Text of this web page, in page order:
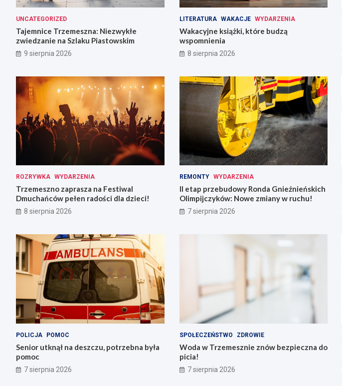
UNCATEGORIZED
Tajemnice Trzemeszna: Niezwykłe
zwiedzanie na Szlaku Piastowskim
9 sierpnia 2026
LITERATURA WAKACJE WYDARZENIA
Wakacyjne książki, które budzą
wspomnienia
8 sierpnia 2026
ROZRYWKA WYDARZENIA
Trzemeszno zaprasza na Festiwal
Dmuchańców pełen radości dla dzieci!
8 sierpnia 2026
REMONTY WYDARZENIA
II etap przebudowy Ronda Gnieźnieńskich
Olimpijczyków: Nowe zmiany w ruchu!
7 sierpnia 2026
POLICJA POMOC
Senior utknął na deszczu, potrzebna była
pomoc
7 sierpnia 2026
SPOŁECZEŃSTWO ZDROWIE
Woda w Trzemesznie znów bezpieczna do
picia!
7 sierpnia 2026